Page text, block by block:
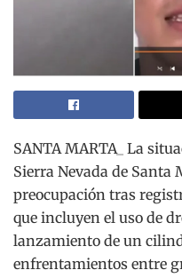
SANTA MARTA_ La
Sierra Nevada de Santa
preocupación tras
que incluyen el uso de
lanzamiento de un
enfrentamientos entre